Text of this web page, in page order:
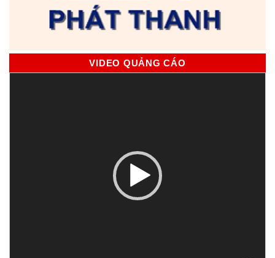
VIDEO QUẢNG CÁO